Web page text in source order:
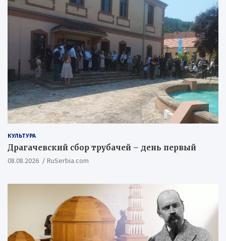
КУЛЬТУРА
Драгачевский сбор трубачей – день первый
08.08.2026 RuSerbia.com